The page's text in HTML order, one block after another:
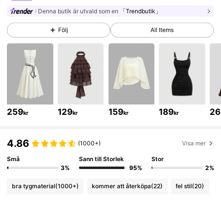
4.77 1.5M Följare
1.5M Följare
1.5M Följare
1.5M Följare
Denna butik är utvald som en 「Trendbutik」
Följ All Items
259kr 129kr 159kr 189kr
4.86 (1000+) Visa mer
Små
3%
Sann till Storlek
95%
Stor
2%
bra tygmaterial(1000+) kommer att återköpa(22) fel stil(20)